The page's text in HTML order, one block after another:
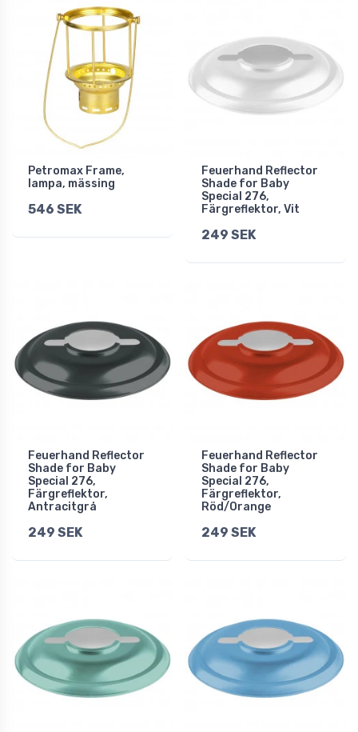
Petromax Frame,
lampa, mässing
546 SEK
Feuerhand Reflector
Shade for Baby
Special 276,
Färgreflektor, Vit
249 SEK
Feuerhand Reflector
Shade for Baby
Special 276,
Färgreflektor,
Antracitgrå
249 SEK
Feuerhand Reflector
Shade for Baby
Special 276,
Färgreflektor,
Röd/Orange
249 SEK